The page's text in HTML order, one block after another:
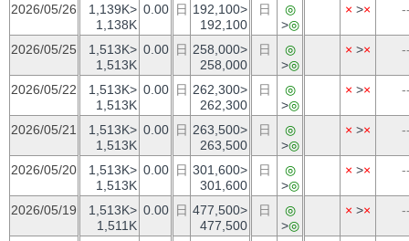
2026/05/26
1,139K>
1,138K
0.00 日 192,100>
192,100
日
◎
>◎
× >×
2026/05/25
1,513K>
1,513K
0.00 日 258,000>
258,000
日
◎
>◎
× >×
2026/05/22
1,513K>
1,513K
0.00 日 262,300>
262,300
日
◎
>◎
× >×
2026/05/21
1,513K>
1,513K
0.00 日 263,500>
263,500
日
◎
>◎
× >×
2026/05/20
1,513K>
1,513K
0.00 日 301,600>
301,600
日
◎
>◎
× >×
2026/05/19
1,513K>
1,511K
0.00 日 477,500>
477,500
日
◎
>◎
× >×